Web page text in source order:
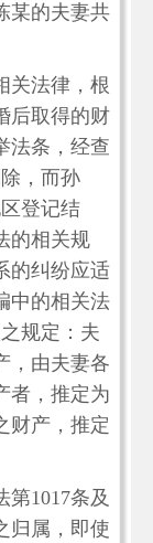
某的夫妻共
关法律，根
后取得的财
法条，经查
，而孙
登记结
的相关规
的纠纷应适
中的相关法
规定：夫
，由夫妻各
者，推定为
财产，推定
1017条及
归属，即使